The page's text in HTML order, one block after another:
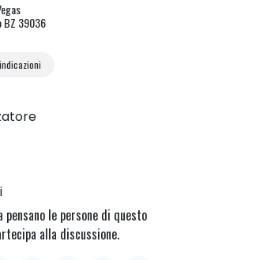
BZ 39036
pensano le persone di questo
alla discussione.